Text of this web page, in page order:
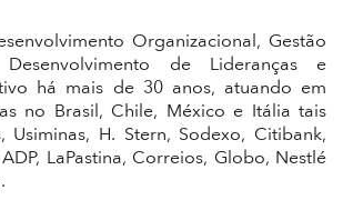
Organizacional, Gestão
de Lideranças e
há mais de 30 anos, atuando em
no Brasil, Chile, México e Itália tais
Usiminas, H. Stern, Sodexo, Citibank,
LaPastina, Correios, Globo, Nestlé